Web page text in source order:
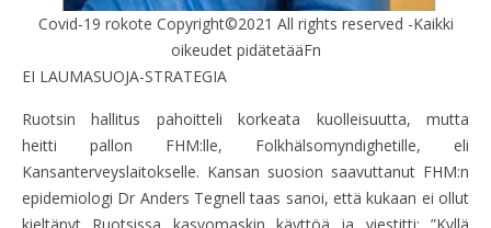
Covid-19 rokote Copyright©2021 All rights reserved -Kaikki
oikeudet pidätetääFn
EI LAUMASUOJA-STRATEGIA
Ruotsin hallitus pahoitteli korkeata kuolleisuutta, mutta
heitti pallon FHM:lle, Folkhälsomyndighetille, eli
Kansanterveyslaitokselle. Kansan suosion saavuttanut FHM:n
epidemiologi Dr Anders Tegnell taas sanoi, että kukaan ei ollut